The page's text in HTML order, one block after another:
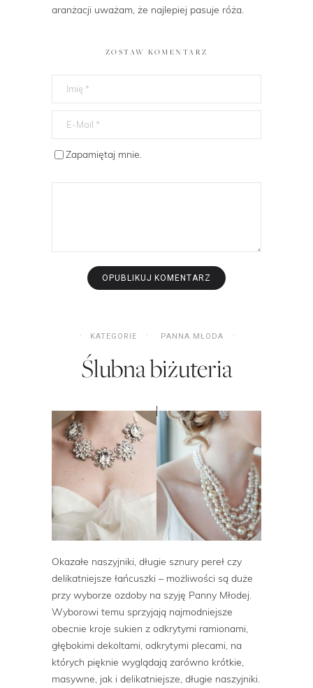
aranżacji uważam, że najlepiej pasuje róża.
ZOSTAW KOMENTARZ
Zapamiętaj mnie.
KATEGORIE PANNA MŁODA
Ślubna biżuteria
Okazałe naszyjniki, długie sznury pereł czy
delikatniejsze łańcuszki – możliwości są duże
przy wyborze ozdoby na szyję Panny Młodej.
Wyborowi temu sprzyjają najmodniejsze
obecnie kroje sukien z odkrytymi ramionami,
głębokimi dekoltami, odkrytymi plecami, na
których pięknie wyglądają zarówno krótkie,
masywne, jak i delikatniejsze, długie naszyjniki.